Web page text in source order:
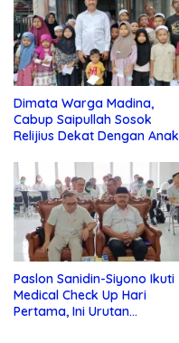
Dimata Warga Madina,
Cabup Saipullah Sosok
Relijius Dekat Dengan Anak
Paslon Sanidin-Siyono Ikuti
Medical Check Up Hari
Pertama, Ini Urutan